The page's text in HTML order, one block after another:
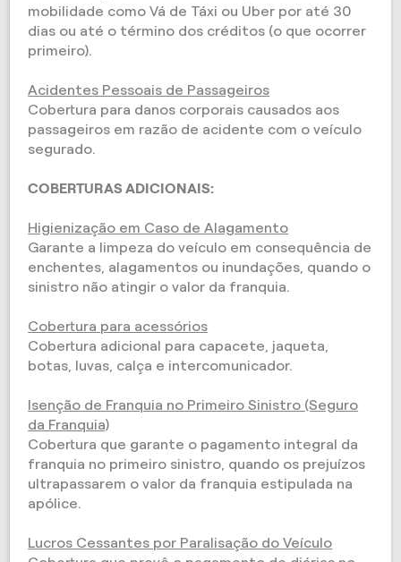
mobilidade como Vá de Táxi ou Uber por até 30
dias ou até o término dos créditos (o que ocorrer
primeiro).
Acidentes Pessoais de Passageiros
Cobertura para danos corporais causados aos
passageiros em razão de acidente com o veículo
segurado.
COBERTURAS ADICIONAIS:
Higienização em Caso de Alagamento
Garante a limpeza do veículo em consequência de
enchentes, alagamentos ou inundações, quando o
sinistro não atingir o valor da franquia.
Cobertura para acessórios​
Cobertura adicional para capacete, jaqueta,
botas, luvas, calça e intercomunicador.
Isenção de Franquia no Primeiro Sinistro (Seguro
da Franquia)
Cobertura que garante o pagamento integral da
franquia no primeiro sinistro, quando os prejuízos
ultrapassarem o valor da franquia estipulada na
apólice.
Lucros Cessantes por Paralisação do Veículo